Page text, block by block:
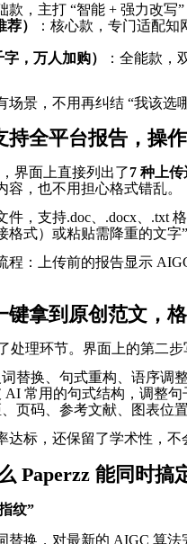
款，主打 “智能 + 强力改
）
：核心款，专门适配
，万人加购）
：全能款，
景，不用再纠结 “我该选
持全平台报告，操
界面上直接列出了7 种上传
，也不用担心格式错乱。
，支持.doc、.docx、.txt
式）或粘贴需降重的文字
：上传前的报告显示
键拿到原创范文，
处理环节。界面上的第二
替换、句式重构、语序调
常用的句式结构，调整
页码、参考文献、图表位
标，还保留了学术性，
Paperzz 能同时搞
纹”
换，对最新的 AIGC 算